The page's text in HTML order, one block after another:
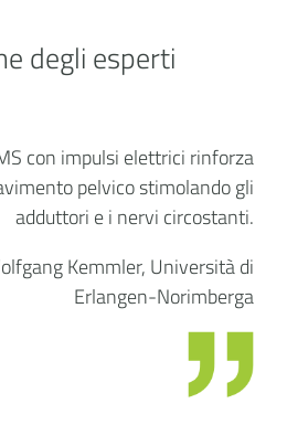
con impulsi elettrici rinforza
pelvico stimolando gli
adduttori e i nervi circostanti.
Kemmler, Università di
Erlangen-Norimberga
degli esperti